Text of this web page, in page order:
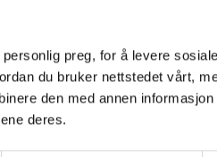
preg, for å levere
du bruker nettstedet vårt,
den med annen
deres.